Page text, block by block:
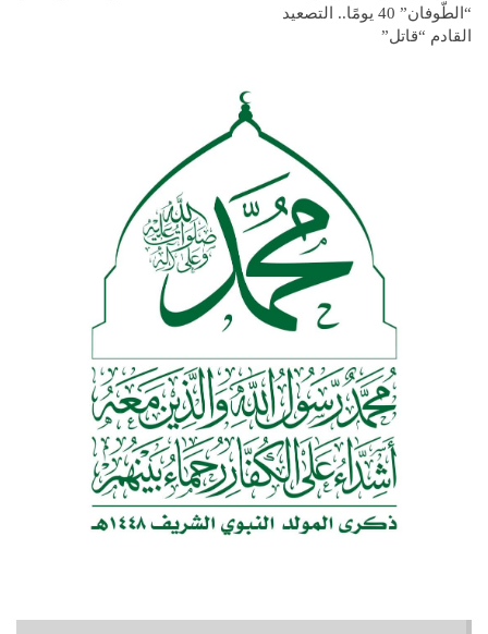
“الطّوفان” 40 يومًا.. التصعيد
القادم “قاتل”